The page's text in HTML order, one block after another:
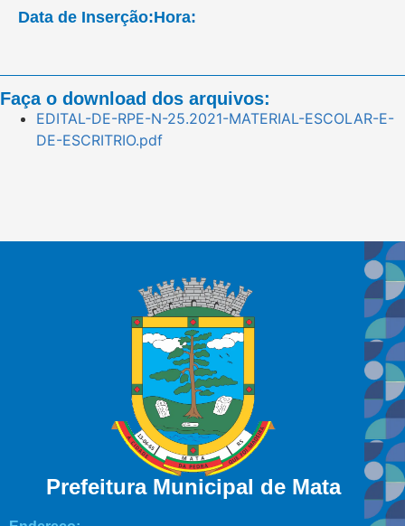
Data de Inserção:Hora:
Faça o download dos arquivos:
EDITAL-DE-RPE-N-25.2021-MATERIAL-ESCOLAR-E-
DE-ESCRITRIO.pdf
Prefeitura Municipal de Mata